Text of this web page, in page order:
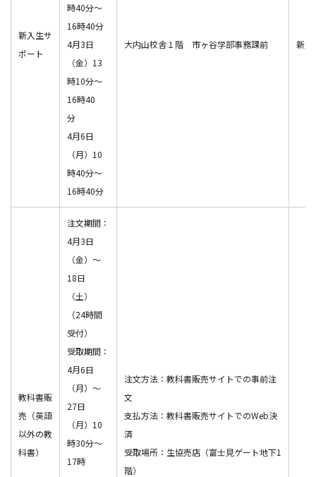
新入生サ
ポート
時40分～
16時40分
4月3日
（金）13
時10分～
16時40
分
4月6日
（月）10
時40分～
16時40分
大内山校舎１階 市ヶ谷学部事務課前 新入
教科書販
売（英語
以外の教
科書）
注文期間：
4月3日
（金）～
18日
（土）
（24時間
受付）
受取期間：
4月6日
（月）～
27日
（月）10
時30分～
17時
注文方法： 教科書販売サイトでの事前注
文
支払方法： 教科書販売サイトでのWeb決
済
受取場所：生協売店（富士見ゲート地下1
階）